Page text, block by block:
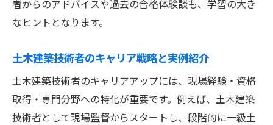
者からのアドバイスや過去の合格体験談も、学習の大き
なヒントとなります。
土木建築技術者のキャリア戦略と実例紹介
土木建築技術者のキャリアアップには、現場経験・資格
取得・専門分野への特化が重要です。例えば、土木建築
技術者として現場監督からスタートし、段階的に一級土